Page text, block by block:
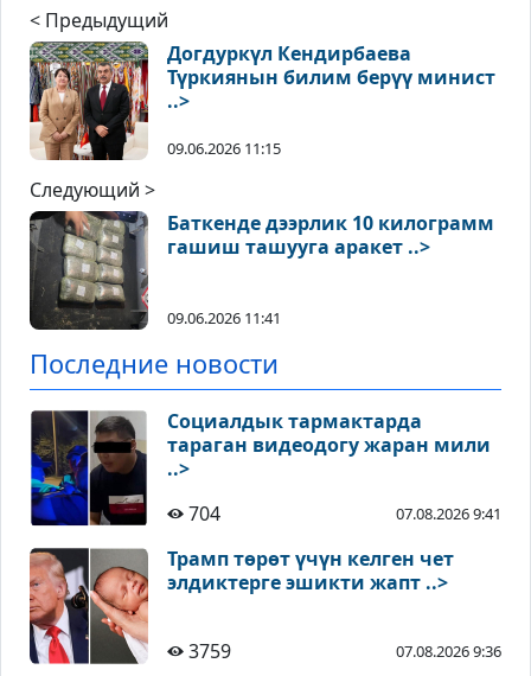
< Предыдущий
Догдуркүл Кендирбаева
Түркиянын билим берүү минист
..>
09.06.2026 11:15
Следующий >
Баткенде дээрлик 10 килограмм
гашиш ташууга аракет ..>
09.06.2026 11:41
Последние новости
Социалдык тармактарда
тараган видеодогу жаран мили
..>
704
07.08.2026 9:41
Трамп төрөт үчүн келген чет
элдиктерге эшикти жапт ..>
3759 07.08.2026 9:36